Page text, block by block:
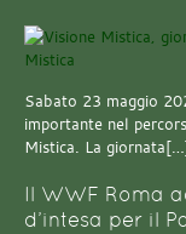
Sabato 23 maggio
importante nel
Mistica. La
Il WWF Roma
d’intesa per il